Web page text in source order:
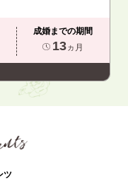
成婚までの期間
13ヵ月
ツ